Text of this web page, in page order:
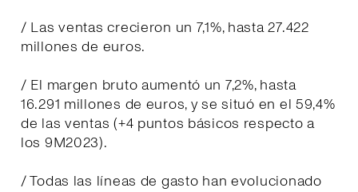
/ Las ventas crecieron un 7,1%, hasta 27.422
millones de euros.
/ El margen bruto aumentó un 7,2%, hasta
16.291 millones de euros, y se situó en el 59,4%
de las ventas (+4 puntos básicos respecto a
los 9M2023).
/ Todas las líneas de gasto han evolucionado